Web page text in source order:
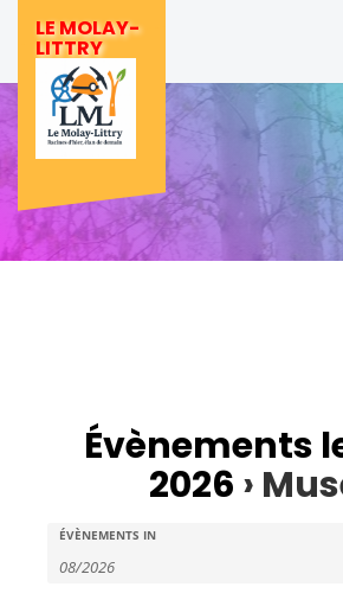
content
LE MOLAY-
LITTRY
Évènements
2026 ›
Recherche
et
Évènements
Search
ÉVÈNEMENTS IN